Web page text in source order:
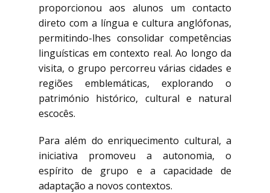
proporcionou aos alunos um contacto
direto com a língua e cultura anglófonas,
permitindo-lhes consolidar competências
linguísticas em contexto real. Ao longo da
visita, o grupo percorreu várias cidades e
regiões emblemáticas, explorando o
património histórico, cultural e natural
escocês.
Para além do enriquecimento cultural, a
iniciativa promoveu a autonomia, o
espírito de grupo e a capacidade de
adaptação a novos contextos.